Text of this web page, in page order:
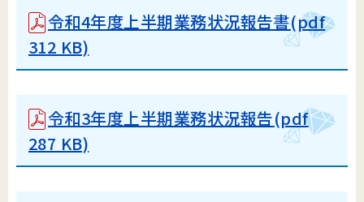
令和4年度上半期業務状況報告書(pdf
312 KB)
令和3年度上半期業務状況報告(pdf
287 KB)